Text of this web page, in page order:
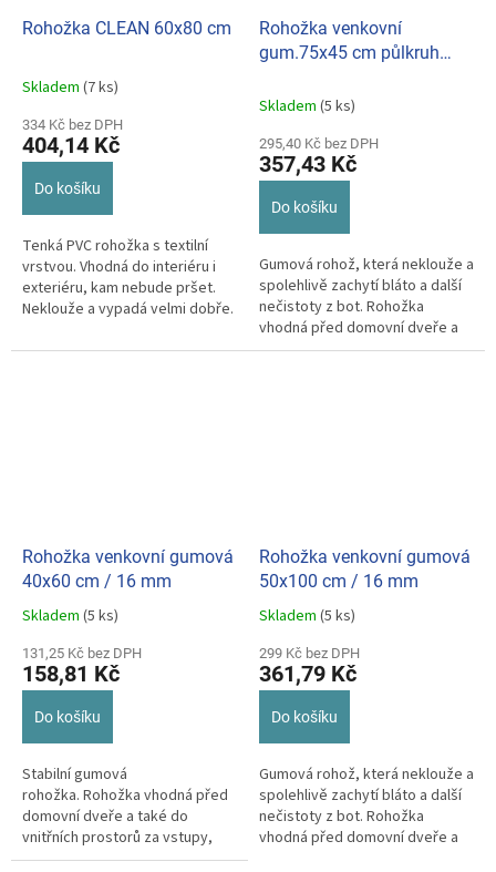
Rohožka CLEAN 60x80 cm
Průměrné
produktu
je
5
hvězdiček.
Skladem (7 ks)
334 Kč bez DPH
404,14 Kč
Do košíku
Tenká PVC rohožka s textilní
vrstvou. Vhodná do interiéru i
exteriéru, kam nebude pršet.
Neklouže a vypadá velmi dobře.
Rohožka venkovní
gum.75x45 cm půlkruh
Skladem (5 ks)
295,40 Kč bez DPH
357,43 Kč
Do košíku
Gumová rohož, která neklouže a
spolehlivě zachytí bláto a další
nečistoty z bot. Rohožka
vhodná před domovní dveře a
také do vnitřních prostorů za...
Rohožka venkovní gumová
40x60 cm / 16 mm
Průměrné
produktu
je
5
hvězdiček.
Skladem (5 ks)
131,25 Kč bez DPH
158,81 Kč
Do košíku
Stabilní gumová
rohožka. Rohožka vhodná před
domovní dveře a také do
vnitřních prostorů za vstupy,
vstup do skladu. Neklouže se,
Rohožka venkovní gumová
50x100 cm / 16 mm
Průměrné
produktu
je
5
hvězdiček.
Skladem (5 ks)
299 Kč bez DPH
361,79 Kč
Do košíku
Gumová rohož, která neklouže a
spolehlivě zachytí bláto a další
nečistoty z bot. Rohožka
vhodná před domovní dveře a